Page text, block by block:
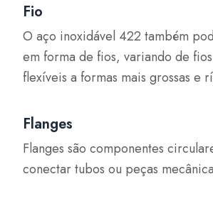
Fio
O aço inoxidável 422 também
em forma de fios, variando de
flexíveis a formas mais grossas e
Flanges
Flanges são componentes
conectar tubos ou peças